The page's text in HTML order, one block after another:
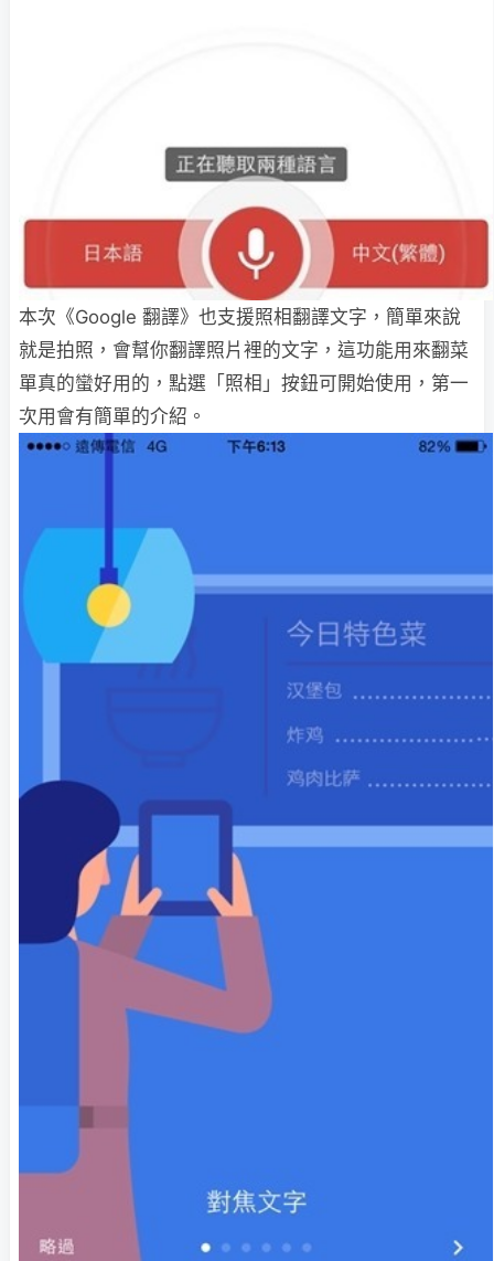
本次《Google 翻譯》也支援照相翻譯文字，簡單來說
就是拍照，會幫你翻譯照片裡的文字，這功能用來翻菜
單真的蠻好用的，點選「照相」按鈕可開始使用，第一
次用會有簡單的介紹。